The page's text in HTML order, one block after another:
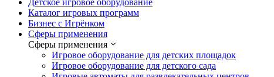
Детское игровое оборудование
Каталог игровых программ
Бизнес с Игрёнком
Сферы применения
Сферы применения
Игровое оборудование для детских площадок
Игровое оборудование для детского сада